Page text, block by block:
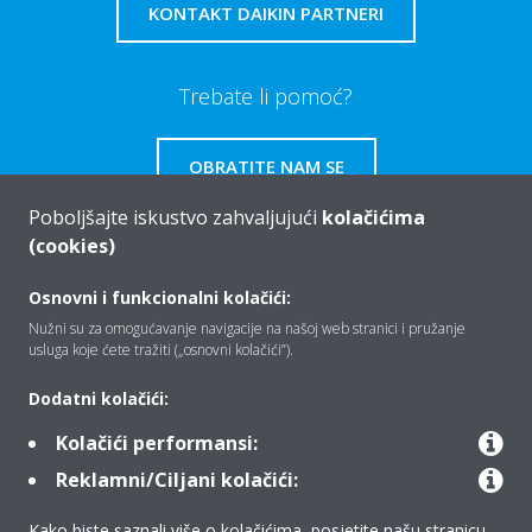
KONTAKT DAIKIN PARTNERI
Trebate li pomoć?
OBRATITE NAM SE
Tko smo mi
Rješenja
Kontakt
Poboljšajte iskustvo zahvaljujući kolačićima
(cookies)
Osnovni i funkcionalni kolačići:
Nužni su za omogućavanje navigacije na našoj web stranici i pružanje
usluga koje ćete tražiti („osnovni kolačići”).
Dodatni kolačići:
Kolačići performansi:
Reklamni/Ciljani kolačići: